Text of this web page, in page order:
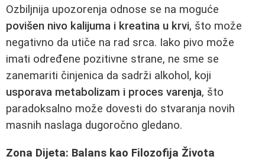
Ozbiljnija upozorenja odnose se na moguće
povišen nivo kalijuma i kreatina u krvi, što može
negativno da utiče na rad srca. Iako pivo može
imati određene pozitivne strane, ne sme se
zanemariti činjenica da sadrži alkohol, koji
usporava metabolizam i proces varenja, što
paradoksalno može dovesti do stvaranja novih
masnih naslaga dugoročno gledano.
Zona Dijeta: Balans kao Filozofija Života